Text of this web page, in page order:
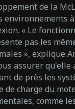
de la
environnements
« Le
pas les
», explique
assurer
de près les
charge du
comme